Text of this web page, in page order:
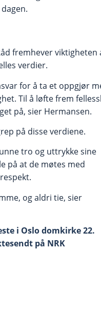
fremhever
verdier.
for å ta et oppgjør
Til å løfte frem
på, sier Hermansen.
på disse verdiene.
tro og uttrykke sine
på at de møtes med
og aldri tie, sier
i Oslo domkirke 22.
på NRK